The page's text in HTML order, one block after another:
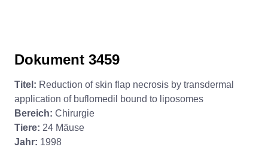
Dokument 3459
Titel: Reduction of skin flap necrosis by transdermal
application of buflomedil bound to liposomes
Bereich: Chirurgie
Tiere: 24 Mäuse
Jahr: 1998